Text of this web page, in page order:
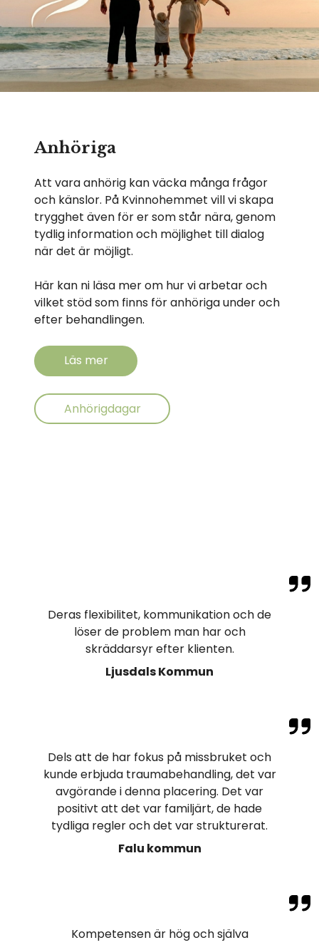
Anhöriga
Att vara anhörig kan väcka många frågor
och känslor. På Kvinnohemmet vill vi skapa
trygghet även för er som står nära, genom
tydlig information och möjlighet till dialog
när det är möjligt.
Här kan ni läsa mer om hur vi arbetar och
vilket stöd som finns för anhöriga under och
efter behandlingen.
Läs mer
Anhörigdagar
Deras flexibilitet, kommunikation och de
löser de problem man har och
skräddarsyr efter klienten.
Ljusdals Kommun
Dels att de har fokus på missbruket och
kunde erbjuda traumabehandling, det var
avgörande i denna placering. Det var
positivt att det var familjärt, de hade
tydliga regler och det var strukturerat.
Falu kommun
Kompetensen är hög och själva